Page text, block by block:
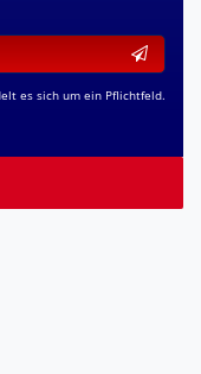
es sich um ein Pflichtfeld.